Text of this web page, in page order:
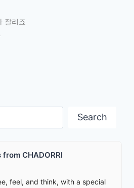
잘리죠
Search
from CHADORRI
feel, and think, with a special